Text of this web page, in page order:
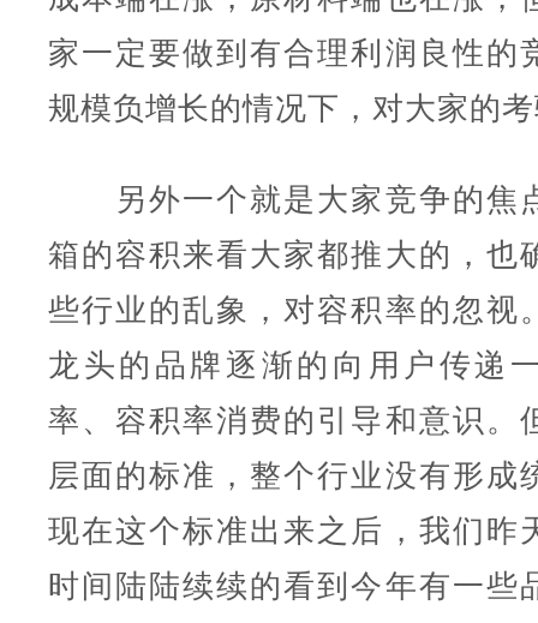
家一定要做到有合理利润良性的
规模负增长的情况下，对大家的
另外一个就是大家竞争的焦
箱的容积来看大家都推大的，也
些行业的乱象，对容积率的忽视
龙头的品牌逐渐的向用户传递
率、容积率消费的引导和意识。
层面的标准，整个行业没有形成
现在这个标准出来之后，我们昨
时间陆陆续续的看到今年有一些